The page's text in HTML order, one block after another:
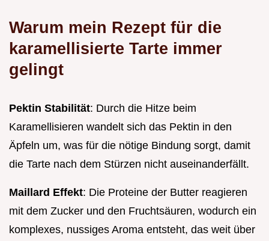
Warum mein Rezept für die
karamellisierte Tarte immer
gelingt
Pektin Stabilität: Durch die Hitze beim
Karamellisieren wandelt sich das Pektin in den
Äpfeln um, was für die nötige Bindung sorgt, damit
die Tarte nach dem Stürzen nicht auseinanderfällt.
Maillard Effekt: Die Proteine der Butter reagieren
mit dem Zucker und den Fruchtsäuren, wodurch ein
komplexes, nussiges Aroma entsteht, das weit über